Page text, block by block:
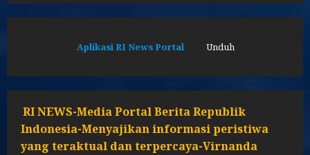
Aplikasi RI News Portal Unduh
RI NEWS-Media Portal Berita Republik
Indonesia-Menyajikan informasi peristiwa
yang teraktual dan terpercaya-Virnanda